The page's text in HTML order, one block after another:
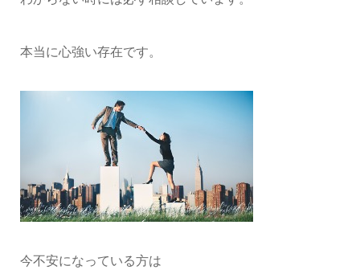
本当に心強い存在です。
今不安になっている方は